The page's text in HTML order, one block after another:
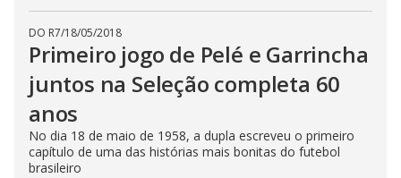
DO R7/18/05/2018
Primeiro jogo de Pelé e Garrincha
juntos na Seleção completa 60
anos
No dia 18 de maio de 1958, a dupla escreveu o primeiro
capítulo de uma das histórias mais bonitas do futebol
brasileiro